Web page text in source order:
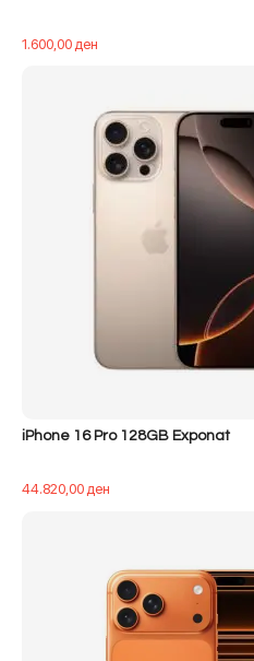
1.600,00ден
iPhone 16 Pro 128GB Exponat
44.820,00ден